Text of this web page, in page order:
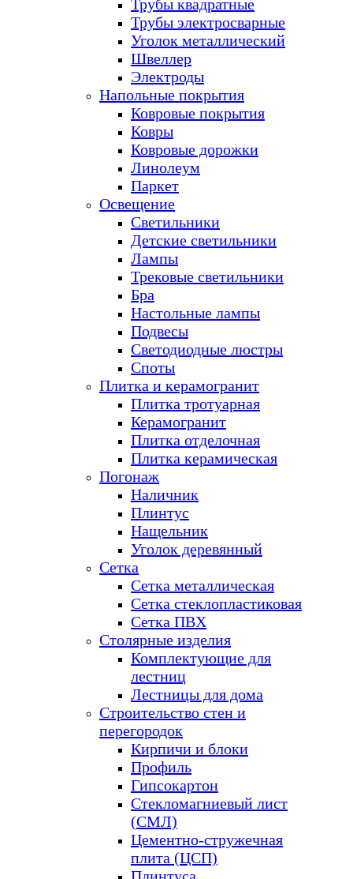
Трубы квадратные
Трубы электросварные
Уголок металлический
Швеллер
Электроды
Напольные покрытия
Ковровые покрытия
Ковры
Ковровые дорожки
Линолеум
Паркет
Освещение
Светильники
Детские светильники
Лампы
Трековые светильники
Бра
Настольные лампы
Подвесы
Светодиодные люстры
Споты
Плитка и керамогранит
Плитка тротуарная
Керамогранит
Плитка отделочная
Плитка керамическая
Погонаж
Наличник
Плинтус
Нащельник
Уголок деревянный
Сетка
Сетка металлическая
Сетка стеклопластиковая
Сетка ПВХ
Столярные изделия
Комплектующие для
лестниц
Лестницы для дома
Строительство стен и
перегородок
Кирпичи и блоки
Профиль
Гипсокартон
Стекломагниевый лист
(СМЛ)
Цементно-стружечная
плита (ЦСП)